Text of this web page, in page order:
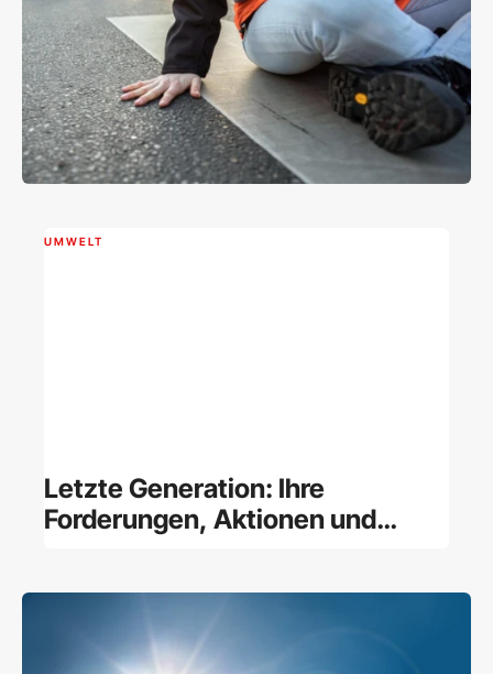
UMWELT
Letzte Generation: Ihre
Forderungen, Aktionen und